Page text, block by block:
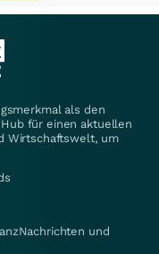
als den
für einen aktuellen
Wirtschaftswelt, um
und